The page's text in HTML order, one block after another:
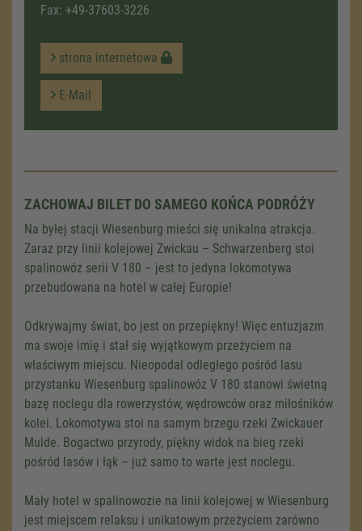
Fax: +49-37603-3226
strona internetowa
E-Mail
ZACHOWAJ BILET DO SAMEGO KOŃCA PODRÓŻY
Na byłej stacji Wiesenburg mieści się unikalna atrakcja.
Zaraz przy linii kolejowej Zwickau – Schwarzenberg stoi
spalinowóz serii V 180 – jest to jedyna lokomotywa
przebudowana na hotel w całej Europie!
Odkrywajmy świat, bo jest on przepiękny! Więc entuzjazm
ma swoje imię i stał się wyjątkowym przeżyciem na
właściwym miejscu. Nieopodal odległego pośród lasu
przystanku Wiesenburg spalinowóz V 180 stanowi świetną
bazę noclegu dla rowerzystów, wędrowców oraz miłośników
kolei. Lokomotywa stoi na samym brzegu rzeki Zwickauer
Mulde. Bogactwo przyrody, piękny widok na bieg rzeki
pośród lasów i łąk – już samo to warte jest noclegu.
Mały hotel w spalinowozie na linii kolejowej w Wiesenburg
jest miejscem relaksu i unikatowym przeżyciem zarówno